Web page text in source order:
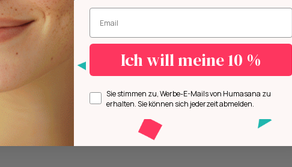
Geben Sie Ihre E-Mail-Adresse ein.
Ich will meine 10 %
Opt inSie stimmen zu, Werbe-E-Mails von Humasana zu
erhalten. Sie können sich jederzeit abmelden.